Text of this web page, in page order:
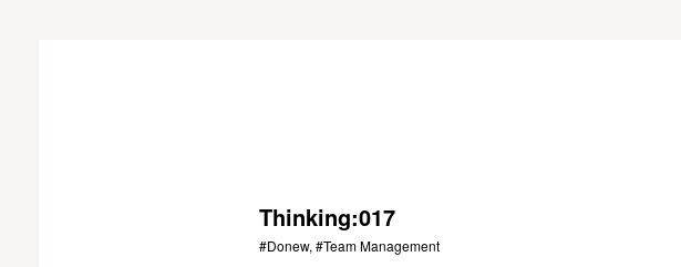
Thinking:017
#Donew, #Team Management